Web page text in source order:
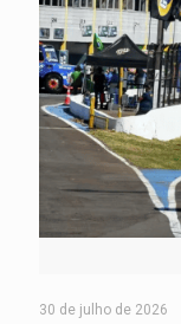
30 de julho de 2026